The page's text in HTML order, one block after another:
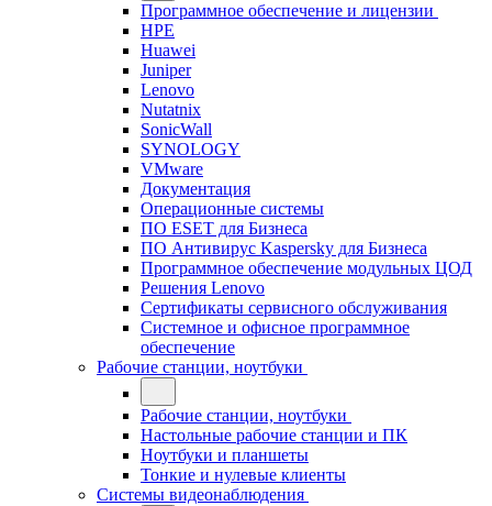
Программное обеспечение и лицензии
HPE
Huawei
Juniper
Lenovo
Nutatnix
SonicWall
SYNOLOGY
VMware
Документация
Операционные системы
ПО ESET для Бизнеса
ПО Антивирус Kaspersky для Бизнеса
Программное обеспечение модульных ЦОД
Решения Lenovo
Сертификаты сервисного обслуживания
Системное и офисное программное
обеспечение
Рабочие станции, ноутбуки
Рабочие станции, ноутбуки
Настольные рабочие станции и ПК
Ноутбуки и планшеты
Тонкие и нулевые клиенты
Системы видеонаблюдения